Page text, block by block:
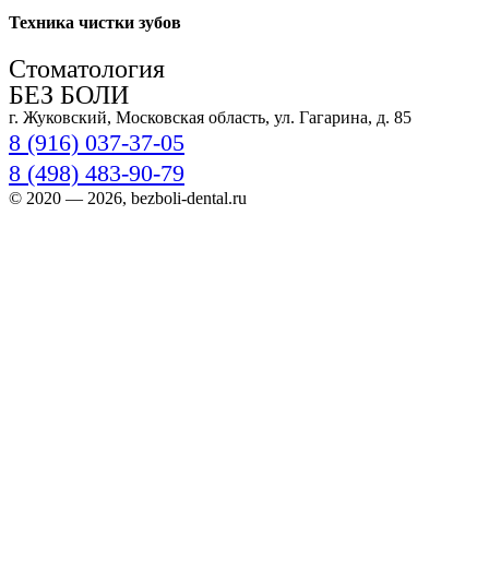
Техника чистки зубов
Стоматология
БЕЗ БОЛИ
г. Жуковский, Московская область, ул. Гагарина, д. 85
8 (916) 037-37-05
8 (498) 483-90-79
© 2020 — 2026, bezboli-dental.ru